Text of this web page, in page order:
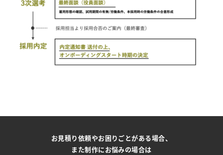
お見積り依頼やお困りごとがある場合、
また制作にお悩みの場合は